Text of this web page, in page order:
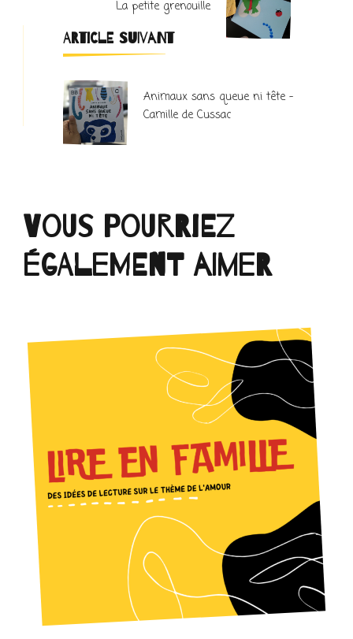
La petite grenouille
ARTICLE SUIVANT
Animaux sans queue ni tête –
Camille de Cussac
Vous pourriez
également aimer